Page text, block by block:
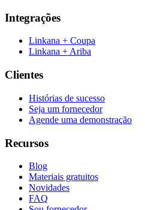
Integrações
Linkana + Coupa
Linkana + Ariba
Clientes
Histórias de sucesso
Seja um fornecedor
Agende uma demonstração
Recursos
Blog
Materiais gratuitos
Novidades
FAQ